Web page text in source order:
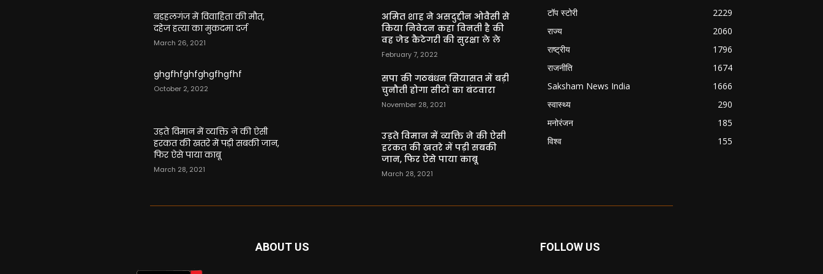
बड़हलगंज में विवाहिता की मौत,
दहेज हत्या का मुकदमा दर्ज
March 26, 2021
ghgfhfghfghgfhgfhf
October 2, 2022
उड़ते विमान में व्यक्ति ने की ऐसी
हरकत की खतरे में पड़ी सबकी जान,
फिर ऐसे पाया काबू
March 28, 2021
अमित शाह ने असदुद्दीन ओवैसी से
किया निवेदन कहा विनती है की
वह जेड कैटेगरी की सुरक्षा ले ले
February 7, 2022
सपा की गठबंधन सियासत में बड़ी
चुनौती होगा सीटों का बंटवारा
November 28, 2021
उड़ते विमान में व्यक्ति ने की ऐसी
हरकत की खतरे में पड़ी सबकी
जान, फिर ऐसे पाया काबू
March 28, 2021
टॉप स्टोरी
2229
राज्य
2060
राष्ट्रीय
1796
राजनीति
1674
Saksham News India
1666
स्वास्थ्य
290
मनोरंजन
185
विश्व
155
ABOUT US FOLLOW US